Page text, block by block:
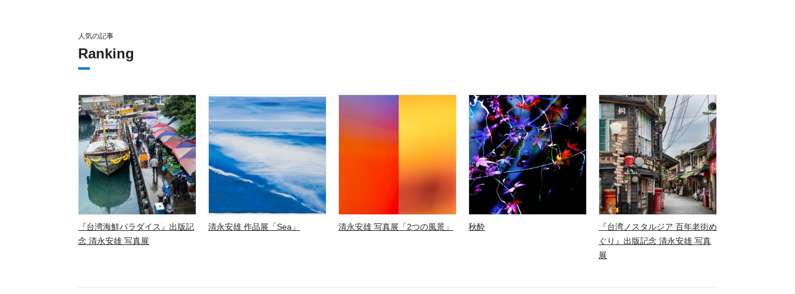
人気の記事
Ranking
『台湾海鮮パラダイス』出版記
念 清永安雄 写真展
清永安雄 作品展「Sea」 清永安雄 写真展「2つの風景」 秋酔
『台湾ノスタルジア 百年老街め
ぐり』出版記念 清永安雄 写真
展